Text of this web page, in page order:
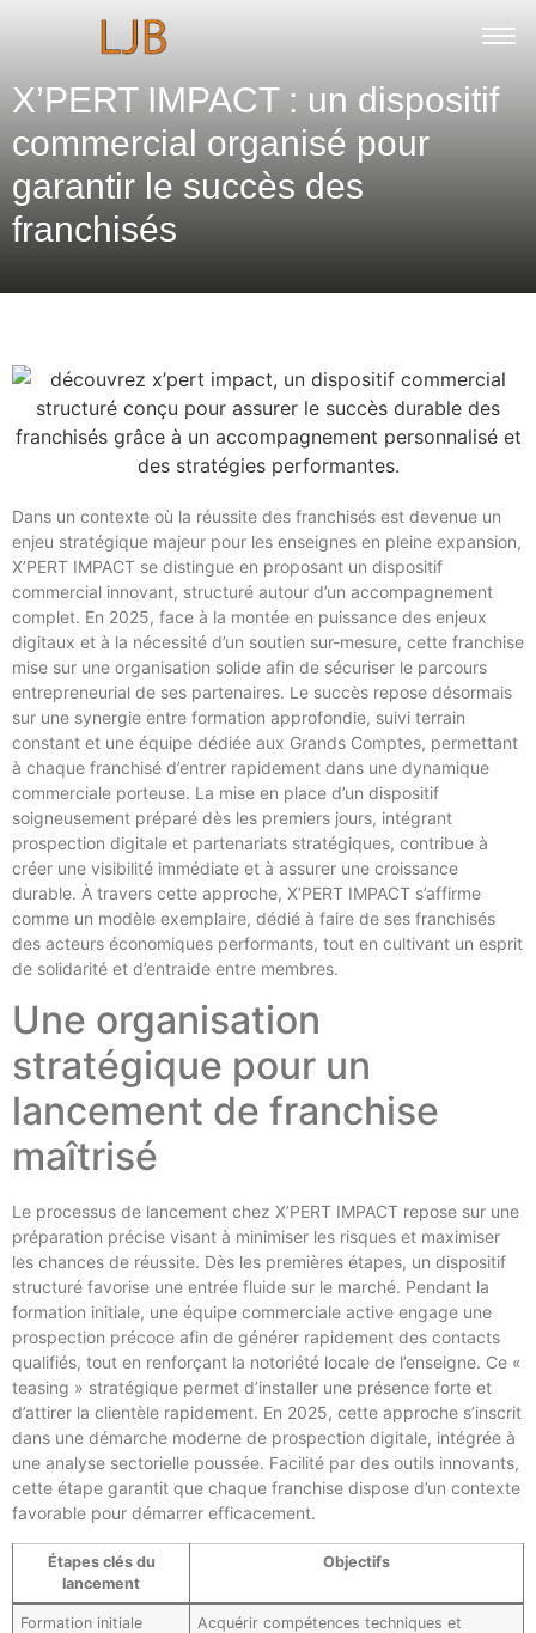
X’PERT IMPACT : un dispositif
commercial organisé pour
garantir le succès des
franchisés
Dans un contexte où la réussite des franchisés est devenue un
enjeu stratégique majeur pour les enseignes en pleine expansion,
X’PERT IMPACT se distingue en proposant un dispositif
commercial innovant, structuré autour d’un accompagnement
complet. En 2025, face à la montée en puissance des enjeux
digitaux et à la nécessité d’un soutien sur-mesure, cette franchise
mise sur une organisation solide afin de sécuriser le parcours
entrepreneurial de ses partenaires. Le succès repose désormais
sur une synergie entre formation approfondie, suivi terrain
constant et une équipe dédiée aux Grands Comptes, permettant
à chaque franchisé d’entrer rapidement dans une dynamique
commerciale porteuse. La mise en place d’un dispositif
soigneusement préparé dès les premiers jours, intégrant
prospection digitale et partenariats stratégiques, contribue à
créer une visibilité immédiate et à assurer une croissance
durable. À travers cette approche, X’PERT IMPACT s’affirme
comme un modèle exemplaire, dédié à faire de ses franchisés
des acteurs économiques performants, tout en cultivant un esprit
de solidarité et d’entraide entre membres.
Une organisation
stratégique pour un
lancement de franchise
maîtrisé
Le processus de lancement chez X’PERT IMPACT repose sur une
préparation précise visant à minimiser les risques et maximiser
les chances de réussite. Dès les premières étapes, un dispositif
structuré favorise une entrée fluide sur le marché. Pendant la
formation initiale, une équipe commerciale active engage une
prospection précoce afin de générer rapidement des contacts
qualifiés, tout en renforçant la notoriété locale de l’enseigne. Ce «
teasing » stratégique permet d’installer une présence forte et
d’attirer la clientèle rapidement. En 2025, cette approche s’inscrit
dans une démarche moderne de prospection digitale, intégrée à
une analyse sectorielle poussée. Facilité par des outils innovants,
cette étape garantit que chaque franchise dispose d’un contexte
favorable pour démarrer efficacement.
Étapes clés du
lancement
Objectifs
Formation initiale
Acquérir compétences techniques et